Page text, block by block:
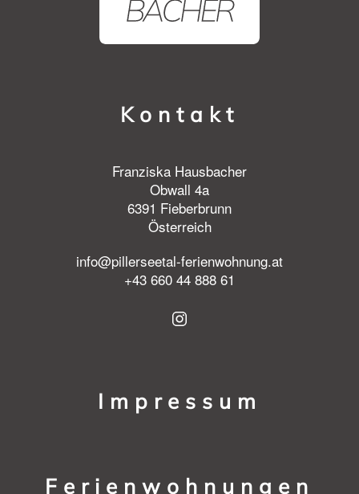
Kontakt
Franziska Hausbacher
Obwall 4a
6391 Fieberbrunn
Österreich
info@pillerseetal-ferienwohnung.at
+43 660 44 888 61
Impressum
Ferienwohnungen